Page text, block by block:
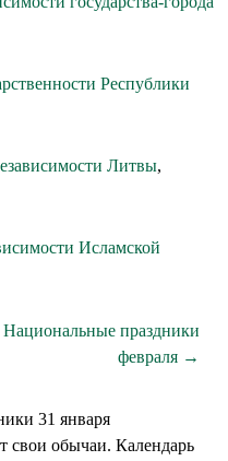
Республики
Литвы,
Исламской
Национальные праздники
февраля →
31 января
обычаи. Календарь